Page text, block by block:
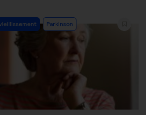
Parkinson